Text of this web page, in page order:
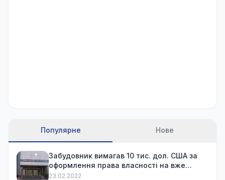
Популярне Нове
Забудовник вимагав 10 тис. дол. США за
оформлення права власності на вже
куплену квартиру
23.02.2022